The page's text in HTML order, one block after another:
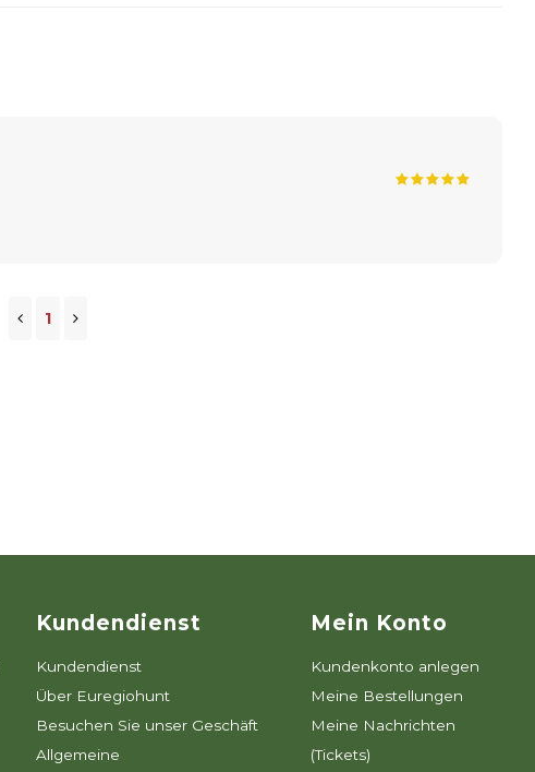
1
Kundendienst
Kundendienst
Über Euregiohunt
Besuchen Sie unser Geschäft
Allgemeine
Mein Konto
Kundenkonto anlegen
Meine Bestellungen
Meine Nachrichten
(Tickets)